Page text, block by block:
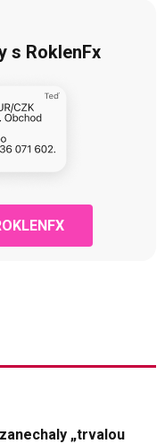
s RoklenFx
„trvalou